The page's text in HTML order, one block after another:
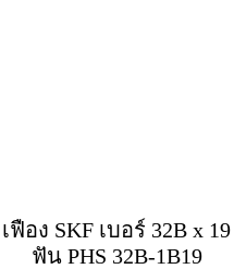
เฟือง SKF เบอร์ 32B x 19
ฟัน PHS 32B-1B19